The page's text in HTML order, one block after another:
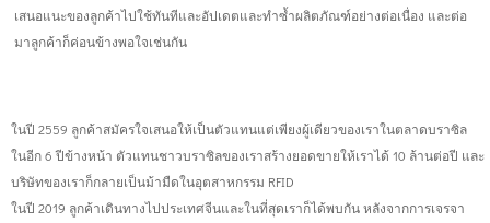
เสนอแนะของลูกค้าไปใช้ทันทีและอัปเดตและทำซ้ำผลิตภัณฑ์อย่างต่อเนื่อง และต่อ
มาลูกค้าก็ค่อนข้างพอใจเช่นกัน
ในปี 2559 ลูกค้าสมัครใจเสนอให้เป็นตัวแทนแต่เพียงผู้เดียวของเราในตลาดบราซิล
ในอีก 6 ปีข้างหน้า ตัวแทนชาวบราซิลของเราสร้างยอดขายให้เราได้ 10 ล้านต่อปี และ
บริษัทของเราก็กลายเป็นม้ามืดในอุตสาหกรรม RFID
ในปี 2019 ลูกค้าเดินทางไปประเทศจีนและในที่สุดเราก็ได้พบกัน หลังจากการเจรจา